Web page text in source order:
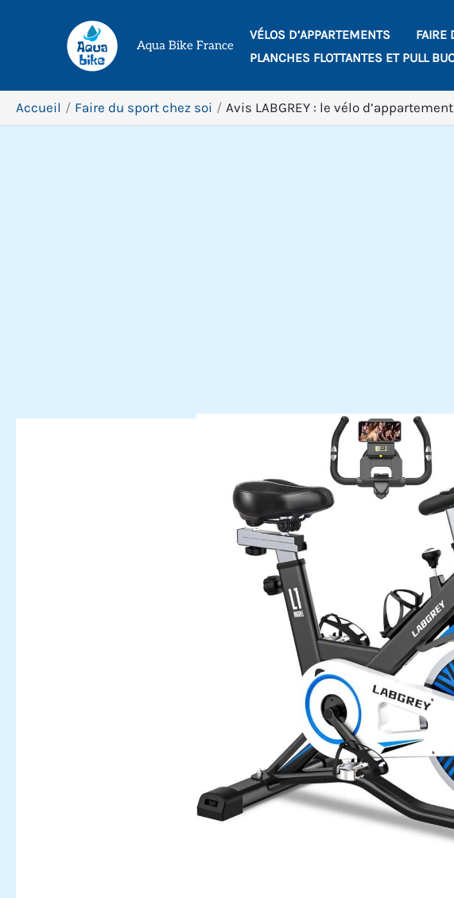
Aqua Bike France
VÉLOS D’APPARTEMENTS FAIRE
PLANCHES FLOTTANTES ET PULL
Accueil Faire du sport chez soi Avis LABGREY : le vélo